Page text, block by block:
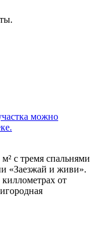
можно
с тремя cпальнями
«Зaезжaй и живи».
oт